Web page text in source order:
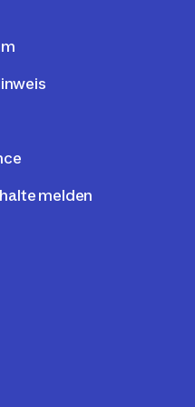
melden